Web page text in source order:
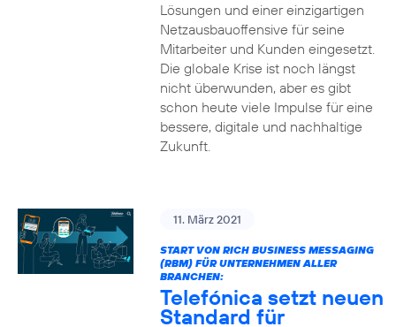
Lösungen und einer einzigartigen
Netzausbauoffensive für seine
Mitarbeiter und Kunden eingesetzt.
Die globale Krise ist noch längst
nicht überwunden, aber es gibt
schon heute viele Impulse für eine
bessere, digitale und nachhaltige
Zukunft.
11. März 2021
START VON RICH BUSINESS MESSAGING
(RBM) FÜR UNTERNEHMEN ALLER
BRANCHEN:
Telefónica setzt neuen
Standard für